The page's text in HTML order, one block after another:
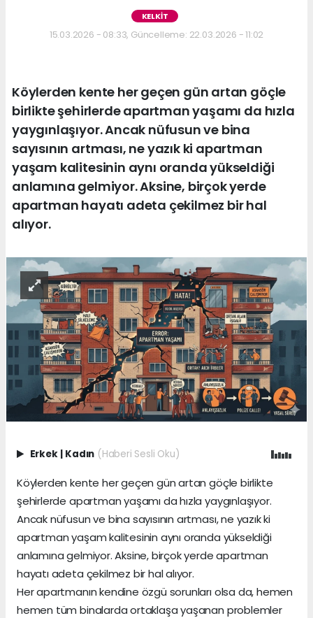
KELKİT
15.03.2026 - 08:33, Güncelleme: 22.03.2026 - 11:02
Köylerden kente her geçen gün artan göçle
birlikte şehirlerde apartman yaşamı da hızla
yaygınlaşıyor. Ancak nüfusun ve bina
sayısının artması, ne yazık ki apartman
yaşam kalitesinin aynı oranda yükseldiği
anlamına gelmiyor. Aksine, birçok yerde
apartman hayatı adeta çekilmez bir hal
alıyor.
Erkek | Kadın (Haberi Sesli Oku)
Köylerden kente her geçen gün artan göçle birlikte
şehirlerde apartman yaşamı da hızla yaygınlaşıyor.
Ancak nüfusun ve bina sayısının artması, ne yazık ki
apartman yaşam kalitesinin aynı oranda yükseldiği
anlamına gelmiyor. Aksine, birçok yerde apartman
hayatı adeta çekilmez bir hal alıyor.
Her apartmanın kendine özgü sorunları olsa da, hemen
hemen tüm binalarda ortaklaşa yaşanan problemler